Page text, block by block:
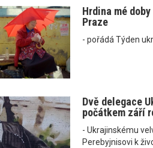
Hrdina mé
Praze
- pořádá Týden
Dvě delegace
počátkem září
- Ukrajinskému
Perebyjnisovi k